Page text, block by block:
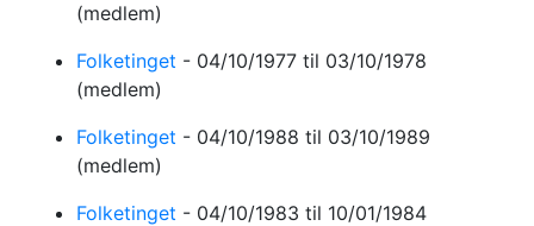
(medlem)
Folketinget - 04/10/1977 til 03/10/1978
(medlem)
Folketinget - 04/10/1988 til 03/10/1989
(medlem)
Folketinget - 04/10/1983 til 10/01/1984